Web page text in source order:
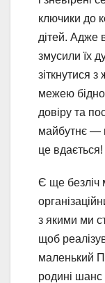
ключики до
дітей. Адже
змусили їх
зіткнутися
межею
довіру та
майбутнє —
це вдається!
Є ще безліч
з якими ми
щоб
маленький
родині